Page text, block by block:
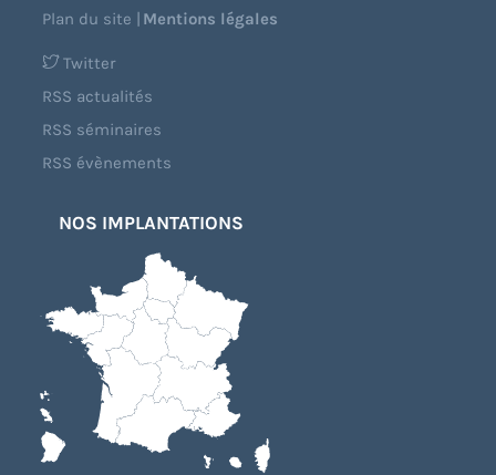
Plan du site |Mentions légales
Twitter
RSS actualités
RSS séminaires
RSS évènements
NOS IMPLANTATIONS